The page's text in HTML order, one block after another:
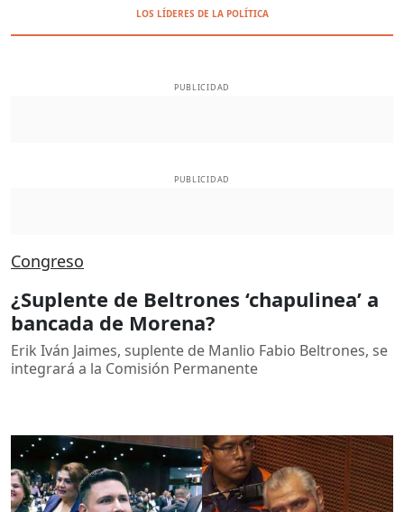
LOS LÍDERES DE LA POLÍTICA
PUBLICIDAD
PUBLICIDAD
Congreso
¿Suplente de Beltrones ‘chapulinea’ a
bancada de Morena?
Erik Iván Jaimes, suplente de Manlio Fabio Beltrones, se
integrará a la Comisión Permanente